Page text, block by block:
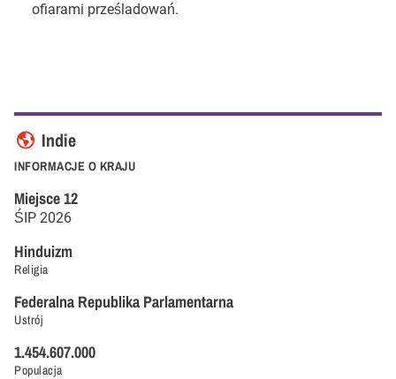
ofiarami prześladowań.
INFORMACJE O KRAJU
Indie
Miejsce12
ŚIP 2026
Religia
Hinduizm
Ustrój
Federalna Republika Parlamentarna
Populacja
1.454.607.000